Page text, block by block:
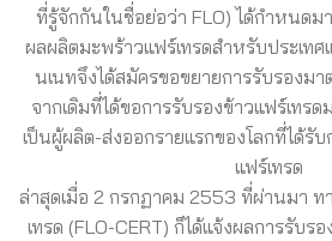
ที่รู้จักกันในชื่อย่อว่า FLO) ได้กำหนดม
ผลผลิตมะพร้าวแฟร์เทรดสำหรับประเท
นเนทจึงได้สมัครขอขยายการรับรองมา
จากเดิมที่ได้ขอการรับรองข้าวแฟร์เทร
เป็นผู้ผลิต-ส่งออกรายแรกของโลกที่ได้รั
แฟร์เทรด
ล่าสุดเมื่อ 2 กรกฏาคม 2553 ที่ผ่านมา
เทรด (FLO-CERT) ก็ได้แจ้งผลการรับร